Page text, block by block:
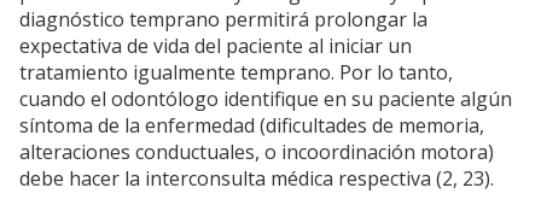
diagnóstico temprano permitirá prolongar la
expectativa de vida del paciente al iniciar un
tratamiento igualmente temprano. Por lo tanto,
cuando el odontólogo identifique en su paciente algún
síntoma de la enfermedad (dificultades de memoria,
alteraciones conductuales, o incoordinación motora)
debe hacer la interconsulta médica respectiva (2, 23).